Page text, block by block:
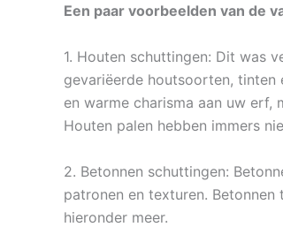
Een paar voorbeelden van de
1. Houten schuttingen: Dit was
gevariëerde houtsoorten, tinten
en warme charisma aan uw
Houten palen hebben immers
2. Betonnen schuttingen:
patronen en texturen.
hieronder meer.